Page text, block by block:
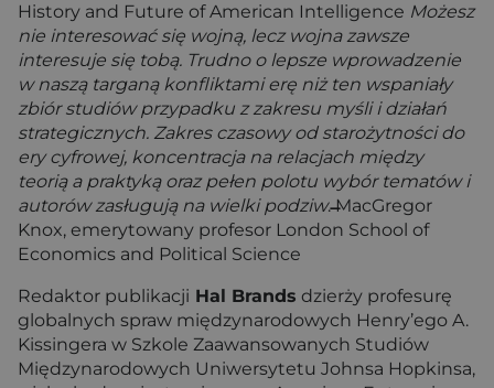
History and Future of American Intelligence Możesz
nie interesować się wojną, lecz wojna zawsze
interesuje się tobą. Trudno o lepsze wprowadzenie
w naszą targaną konfliktami erę niż ten wspaniały
zbiór studiów przypadku z zakresu myśli i działań
strategicznych. Zakres czasowy od starożytności do
ery cyfrowej, koncentracja na relacjach między
teorią a praktyką oraz pełen polotu wybór tematów i
autorów zasługują na wielki podziw.MacGregor
Knox, emerytowany profesor London School of
Economics and Political Science
Redaktor publikacji Hal Brands dzierży profesurę
globalnych spraw międzynarodowych Henry’ego A.
Kissingera w Szkole Zaawansowanych Studiów
Międzynarodowych Uniwersytetu Johnsa Hopkinsa,